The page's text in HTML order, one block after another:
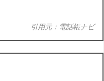
引用元：電話帳ナビ